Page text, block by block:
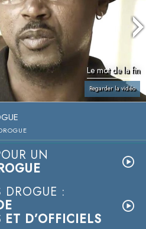
Le mot de la fin
Regarder la vidéo
UN
:
D’OFFICIELS